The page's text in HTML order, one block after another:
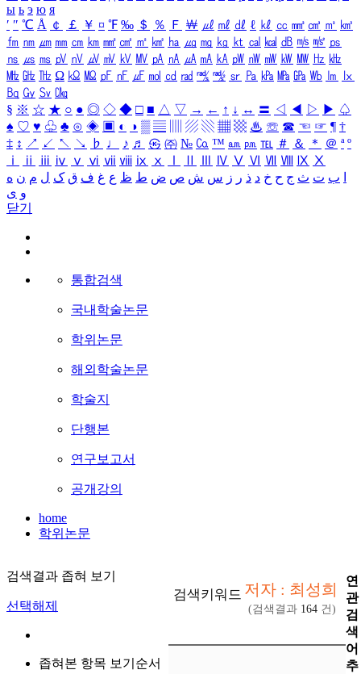
ы ь э ю я
′ ″ ℃ Å ￠ ￡ ￥ ¤ ℉ ‰ ＄ ％ Ｆ ￦ ㎕ ㎖ ㎗ ℓ ㎘ ㏄ ㎣ ㎤ ㎥ ㎦
㎙ ㎚ ㎛ ㎜ ㎝ ㎞ ㎟ ㎠ ㎡ ㎢ ㏊ ㎍ ㎎ ㎏ ㏏ ㎈ ㎉ ㏈ ㎧ ㎨ ㎰
㎱ ㎲ ㎳ ㎴ ㎵ ㎶ ㎷ ㎸ ㎹ ㎀ ㎁ ㎂ ㎃ ㎄ ㎺ ㎻ ㎽ ㎾ ㎿ ㎐ ㎑
㎒ ㎓ ㎔ Ω ㏀ ㏁ ㎊ ㎋ ㎌ ㏖ ㏅ ㎭ ㎮ ㎯ ㏛ ㎩ ㎪ ㎫ ㎬ ㏝ ㏐
㏓
㏃ ㏉ ㏜ ㏆
§ ※ ☆ ★ ○ ● ◎ ◇ ◆ □ ■ △ ▽ → ← ↑ ↓ ↔ 〓 ◁ ◀ ▷ ▶ ♤
♠ ♡ ♥ ♧ ♣ ⊙ ◈ ▣ ◐ ◑ ▒ ▤ ▨ ▧ ▦ ▩ ♨ ☏ ☎ ☜ ☞ ¶ †
‡ ↕ ↗ ↙ ↖ ↘ ♭ ♩ ♪ ♬ ㉿ ㈜ № ㏇ ™ ㏂ ㏘ ℡ ＃ ＆ ＊ ＠ ª º
ⅰ
ⅱ ⅲ ⅳ ⅴ ⅵ ⅶ ⅷ ⅸ ⅹ Ⅳ Ⅴ Ⅵ Ⅶ Ⅷ Ⅸ Ⅹ
ب ت ث ج ح خ د ذ ر ز س ش ص ض ط ظ ع غ ف ق ک ل م ن ه
و ی
닫기
통합검색
국내학술논문
학위논문
해외학술논문
학술지
단행본
연구보고서
공개강의
home
학위논문
검색결과 좁혀 보기
선택해제
좁혀본 항목 보기순서
검색키워드 저자 : 최성희
(검색결과 164 건)
연
관
검
색
어
추